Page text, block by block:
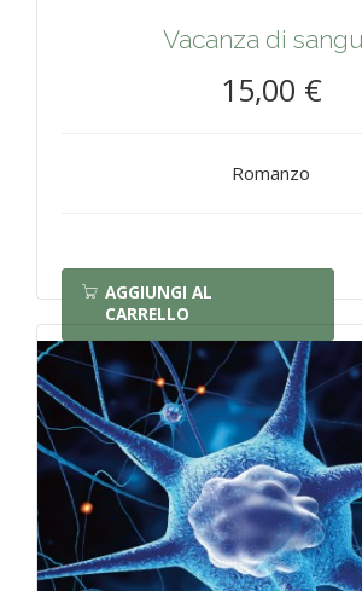
Vacanza di
15,00 €
Romanzo
AGGIUNGI AL
CARRELLO